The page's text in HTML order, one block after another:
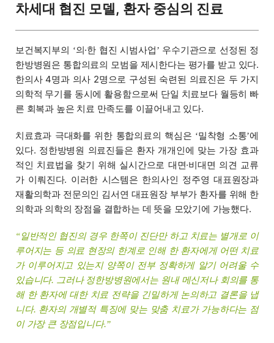
차세대 협진 모델, 환자 중심의 진료
보건복지부의 ‘의·한 협진 시범사업’ 우수기관으로 선정된 정
한방병원은 통합의료의 모범을 제시한다는 평가를 받고 있다.
한의사 4명과 의사 2명으로 구성된 숙련된 의료진은 두 가지
의학적 무기를 동시에 활용함으로써 단일 치료보다 월등히 빠
른 회복과 높은 치료 만족도를 이끌어내고 있다.
치료효과 극대화를 위한 통합의료의 핵심은 ‘밀착형 소통’에
있다. 정한방병원 의료진들은 환자 개개인에 맞는 가장 효과
적인 치료법을 찾기 위해 실시간으로 대면·비대면 의견 교류
가 이뤄진다. 이러한 시스템은 한의사인 정주영 대표원장과
재활의학과 전문의인 김서연 대표원장 부부가 환자를 위해 한
의학과 의학의 장점을 결합하는 데 뜻을 모았기에 가능했다.
“일반적인 협진의 경우 한쪽이 진단만 하고 치료는 별개로 이
루어지는 등 의료 현장의 한계로 인해 한 환자에게 어떤 치료
가 이루어지고 있는지 양쪽이 전부 정확하게 알기 어려울 수
있습니다. 그러나 정한방병원에서는 원내 메신저나 회의를 통
해 한 환자에 대한 치료 전략을 긴밀하게 논의하고 결론을 냅
니다. 환자의 개별적 특징에 맞는 맞춤 치료가 가능하다는 점
이 가장 큰 장점입니다.”